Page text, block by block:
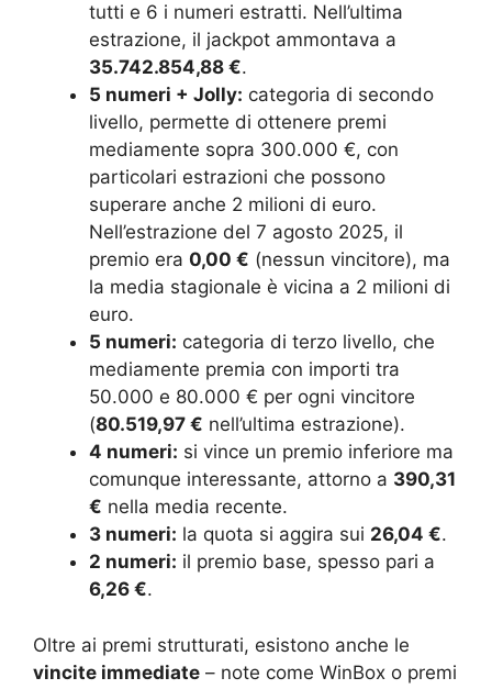
tutti e 6 i numeri estratti. Nell’ultima
estrazione, il jackpot ammontava a
35.742.854,88 €.
5 numeri + Jolly: categoria di secondo
livello, permette di ottenere premi
mediamente sopra 300.000 €, con
particolari estrazioni che possono
superare anche 2 milioni di euro.
Nell’estrazione del 7 agosto 2025, il
premio era 0,00 € (nessun vincitore), ma
la media stagionale è vicina a 2 milioni di
euro.
5 numeri: categoria di terzo livello, che
mediamente premia con importi tra
50.000 e 80.000 € per ogni vincitore
(80.519,97 € nell’ultima estrazione).
4 numeri: si vince un premio inferiore ma
comunque interessante, attorno a 390,31
€ nella media recente.
3 numeri: la quota si aggira sui 26,04 €.
2 numeri: il premio base, spesso pari a
6,26 €.
Oltre ai premi strutturati, esistono anche le
vincite immediate – note come WinBox o premi